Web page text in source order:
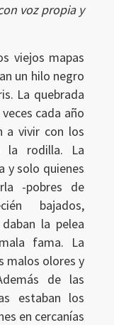
voz propia y
viejos mapas
un hilo negro
La quebrada
cada año
a vivir con los
la rodilla. La
y solo quienes
-pobres de
bajados,
la pelea
fama. La
malos olores y
de las
estaban los
en cercanías